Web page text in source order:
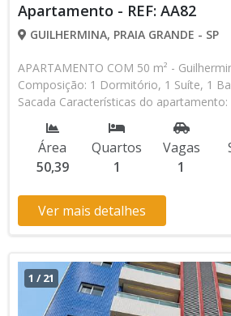
Apartamento - REF: AA82
GUILHERMINA, PRAIA GRANDE - SP
APARTAMENTO COM 50 m² -
Composição: 1 Dormitório, 1 Suíte, 1
Sacada Características do apartamento:
Elevador de Serviço, Acessibilidade,
Individual, Piscina, Sauna, Salão de
Espaço Kids, Espaço Gourmet,
Lazer no terraço Aceita Financiamento
* Os valores e disponibilidade podem
prévio aviso. Favor verificar entrando
Área
50,39
Quartos
1
Vagas
1
Ver mais detalhes
1 / 21